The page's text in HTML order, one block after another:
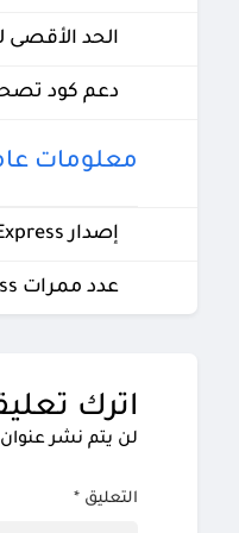
الحد الأقصى
دعم كود
معلومات
إصدار PCI Express
عدد ممرات PCI Express
اترك
لن يتم نشر عنوان
التعليق*